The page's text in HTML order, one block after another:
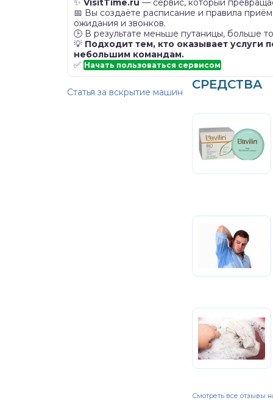
✨ VisitTime.ru — сервис, который
📅 Вы создаёте расписание и правила
ожидания и звонков.
🕒 В результате меньше путаницы, больше
💡 Подходит тем, кто оказывает услуги
небольшим командам.
✅ Начать пользоваться сервисом
Статья за вскрытие машин
СРЕДСТВА
Смотреть все отзывы